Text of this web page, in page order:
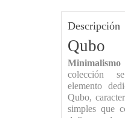
Descripción
Qubo
colección
elemento
Qubo,
simples que